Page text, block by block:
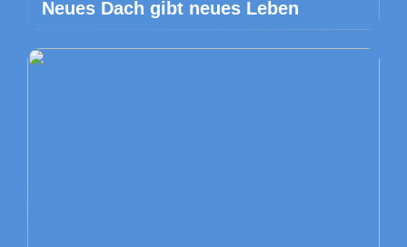
Neues Dach gibt neues Leben